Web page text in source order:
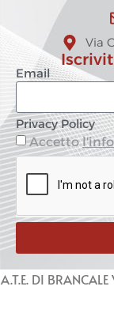
Via
Email
Privacy Policy
Accetto
A.T.E. DI